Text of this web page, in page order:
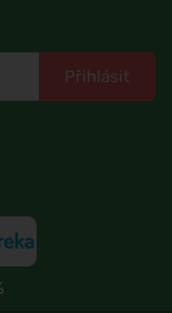
Přihlásit